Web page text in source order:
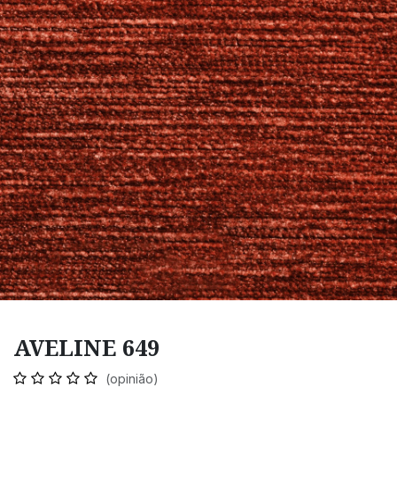
AVELINE 649
(opinião)